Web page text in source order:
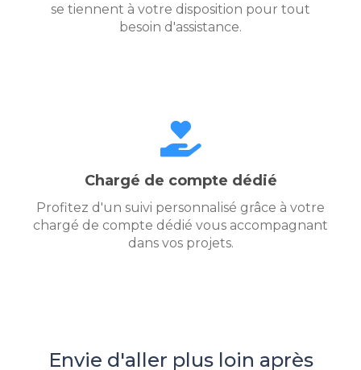
se tiennent à votre disposition pour tout
besoin d'assistance.
Chargé de compte dédié
Profitez d'un suivi personnalisé grâce à votre
chargé de compte dédié vous accompagnant
dans vos projets.
Envie d'aller plus loin après